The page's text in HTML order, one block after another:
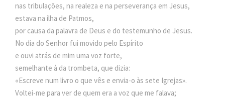
nas tribulações, na realeza e na perseverança em Jesus,
estava na ilha de Patmos,
por causa da palavra de Deus e do testemunho de Jesus.
No dia do Senhor fui movido pelo Espírito
e ouvi atrás de mim uma voz forte,
semelhante à da trombeta, que dizia:
«Escreve num livro o que vês e envia-o às sete Igrejas».
Voltei-me para ver de quem era a voz que me falava;